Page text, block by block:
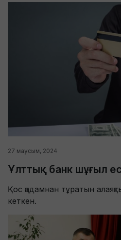
27 маусым, 2024
Ұлттық банк шұғыл
Қос қадамнан тұратын
кеткен.